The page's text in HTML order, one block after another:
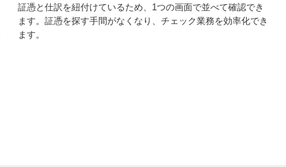
証憑と仕訳を紐付けているため、1つの画面で並べて確認でき
ます。証憑を探す手間がなくなり、チェック業務を効率化でき
ます。